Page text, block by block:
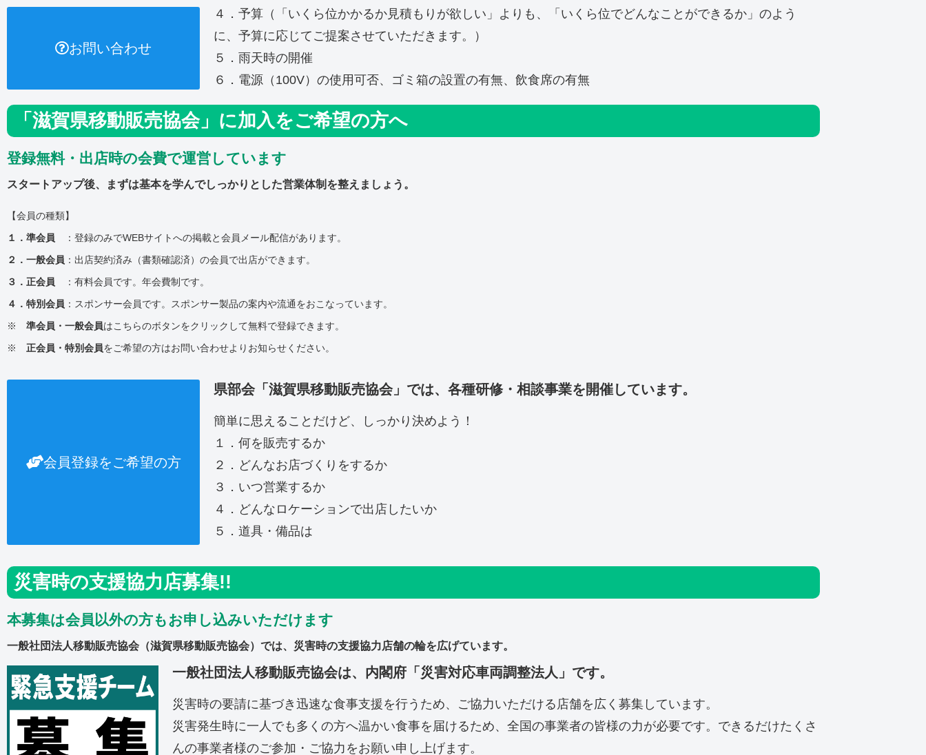
お問い合わせ
４．予算（「いくら位かかるか見積もりが欲しい」よりも、「いくら位でどんなことができるか」のよう
に、予算に応じてご提案させていただきます。）
５．雨天時の開催
６．電源（100V）の使用可否、ゴミ箱の設置の有無、飲食席の有無
「滋賀県移動販売協会」に加入をご希望の方へ
登録無料・出店時の会費で運営しています
スタートアップ後、まずは基本を学んでしっかりとした営業体制を整えましょう。
【会員の種類】
１．準会員 ：登録のみでWEBサイトへの掲載と会員メール配信があります。
２．一般会員 ：出店契約済み（書類確認済）の会員で出店ができます。
３．正会員 ：有料会員です。年会費制です。
４．特別会員 ：スポンサー会員です。スポンサー製品の案内や流通をおこなっています。
※ 準会員・一般会員はこちらのボタンをクリックして無料で登録できます。
※ 正会員・特別会員をご希望の方はお問い合わせよりお知らせください。
会員登録をご希望の方
県部会「滋賀県移動販売協会」では、各種研修・相談事業を開催しています。
簡単に思えることだけど、しっかり決めよう！
１．何を販売するか
２．どんなお店づくりをするか
３．いつ営業するか
４．どんなロケーションで出店したいか
５．道具・備品は
災害時の支援協力店募集!!
本募集は会員以外の方もお申し込みいただけます
一般社団法人移動販売協会（滋賀県移動販売協会）では、災害時の支援協力店舗の輪を広げています。
一般社団法人移動販売協会は、内閣府「災害対応車両調整法人」です。
災害時の要請に基づき迅速な食事支援を行うため、ご協力いただける店舗を広く募集しています。
災害発生時に一人でも多くの方へ温かい食事を届けるため、 全国の事業者の皆様の力が必要です。 できるだけたくさ
んの事業者様のご参加・ご協力をお願い申し上げます。